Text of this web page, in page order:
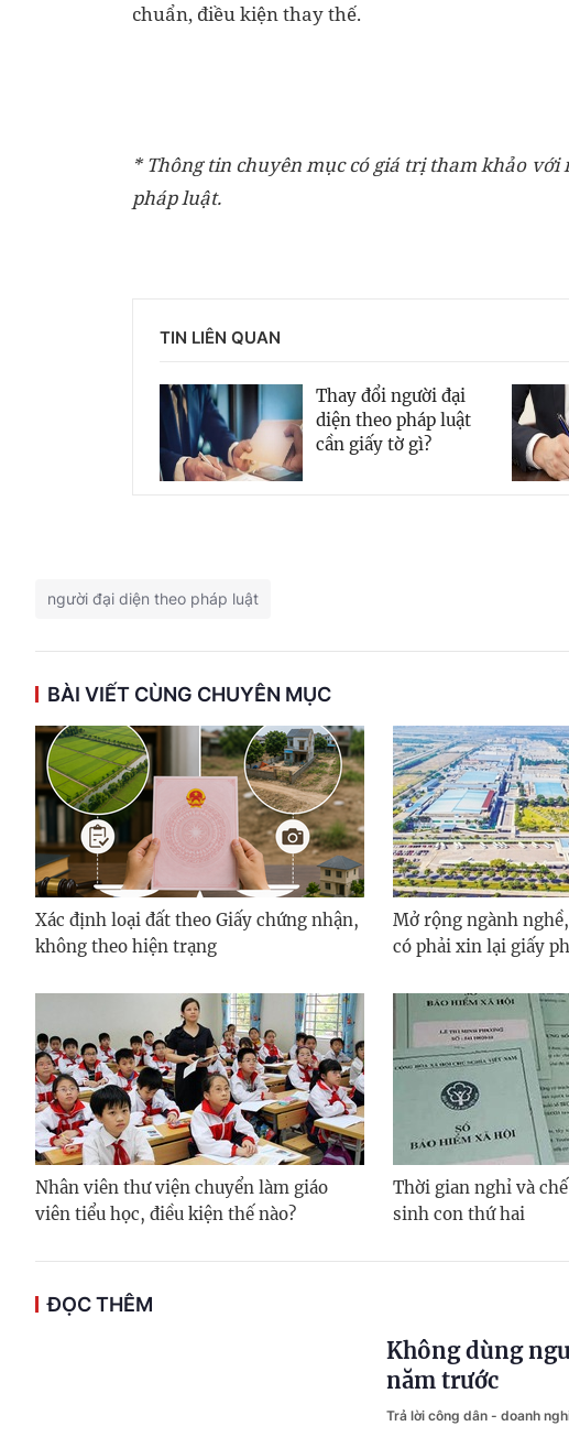
chuẩn, điều kiện thay thế.
* Thông tin chuyên mục có giá trị tham khảo
pháp luật.
TIN LIÊN QUAN
Thay đổi người đại
diện theo pháp luật
cần giấy tờ gì?
người đại diện theo pháp luật
BÀI VIẾT CÙNG CHUYÊN MỤC
Xác định loại đất theo Giấy chứng nhận,
không theo hiện trạng
Mở rộng ngành
có phải xin lại giấy
Nhân viên thư viện chuyển làm giáo
viên tiểu học, điều kiện thế nào?
Thời gian nghỉ và
sinh con thứ hai
ĐỌC THÊM
Không dùng
năm trước
Trả lời công dân - doanh